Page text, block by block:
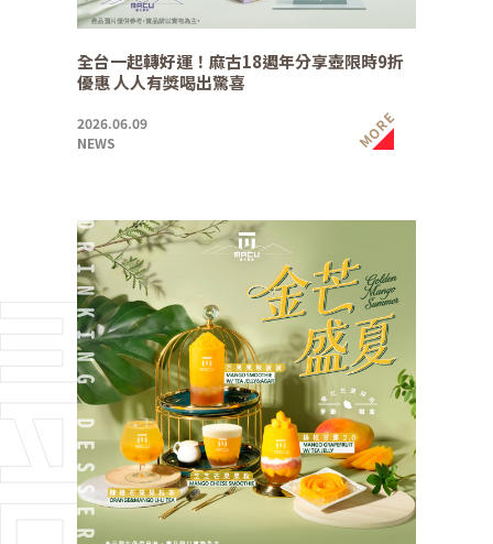
全台一起轉好運！麻古18週年分享壺限時9折
優惠 人人有獎喝出驚喜
2026.06.09
NEWS
MORE